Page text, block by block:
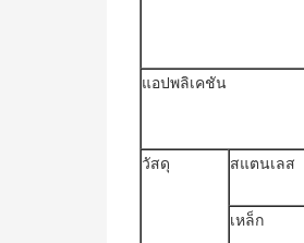
แอปพลิเคชัน
วัสดุ
สแตนเลส
เหล็ก